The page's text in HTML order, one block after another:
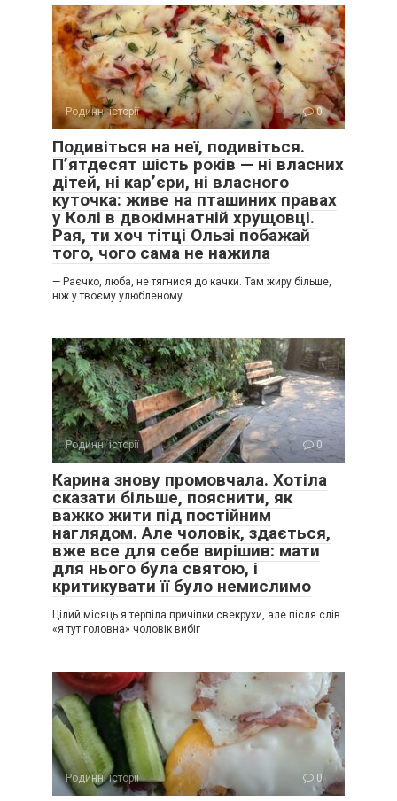
Родинні історії 0
Подивіться на неї, подивіться.
П’ятдесят шість років — ні власних
дітей, ні кар’єри, ні власного
куточка: живе на пташиних правах
у Колі в двокімнатній хрущовці.
Рая, ти хоч тітці Ользі побажай
того, чого сама не нажила
— Раєчко, люба, не тягнися до качки. Там жиру більше,
ніж у твоєму улюбленому
Родинні історії 0
Карина знову промовчала. Хотіла
сказати більше, пояснити, як
важко жити під постійним
наглядом. Але чоловік, здається,
вже все для себе вирішив: мати
для нього була святою, і
критикувати її було немислимо
Цілий місяць я терпіла причіпки свекрухи, але після слів
«я тут головна» чоловік вибіг
Родинні історії 0